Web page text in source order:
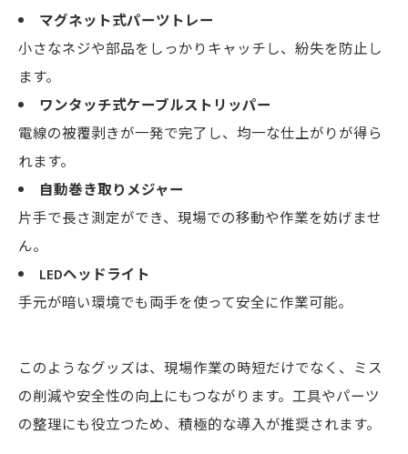
マグネット式パーツトレー
小さなネジや部品をしっかりキャッチし、紛失を防止し
ます。
ワンタッチ式ケーブルストリッパー
電線の被覆剥きが一発で完了し、均一な仕上がりが得ら
れます。
自動巻き取りメジャー
片手で長さ測定ができ、現場での移動や作業を妨げませ
ん。
LEDヘッドライト
手元が暗い環境でも両手を使って安全に作業可能。
このようなグッズは、現場作業の時短だけでなく、ミス
の削減や安全性の向上にもつながります。工具やパーツ
の整理にも役立つため、積極的な導入が推奨されます。